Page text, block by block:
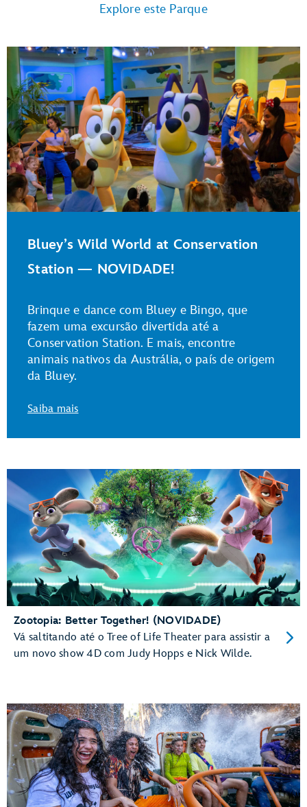
Explore este Parque
Bluey’s Wild World at Conservation
Station — NOVIDADE!
Brinque e dance com Bluey e Bingo, que
fazem uma excursão divertida até a
Conservation Station. E mais, encontre
animais nativos da Austrália, o país de origem
da Bluey.
Saiba mais
Zootopia: Better Together! (NOVIDADE)
Vá saltitando até o Tree of Life Theater para assistir a
um novo show 4D com Judy Hopps e Nick Wilde.